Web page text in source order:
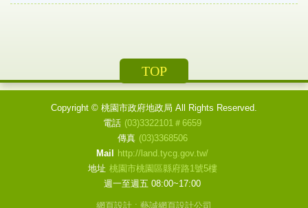
TOP
Copyright © 桃園市政府地政局 All Rights Reserved.
電話 (03)3322101＃6659
傳真 (03)3368506
Mail
http://land.tycg.gov.tw/
地址 桃園市桃園區縣府路1號5樓
週一至週五 08:00~17:00
網頁設計 : 藝誠網頁設計公司